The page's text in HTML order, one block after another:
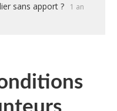
sans apport ?
1 an